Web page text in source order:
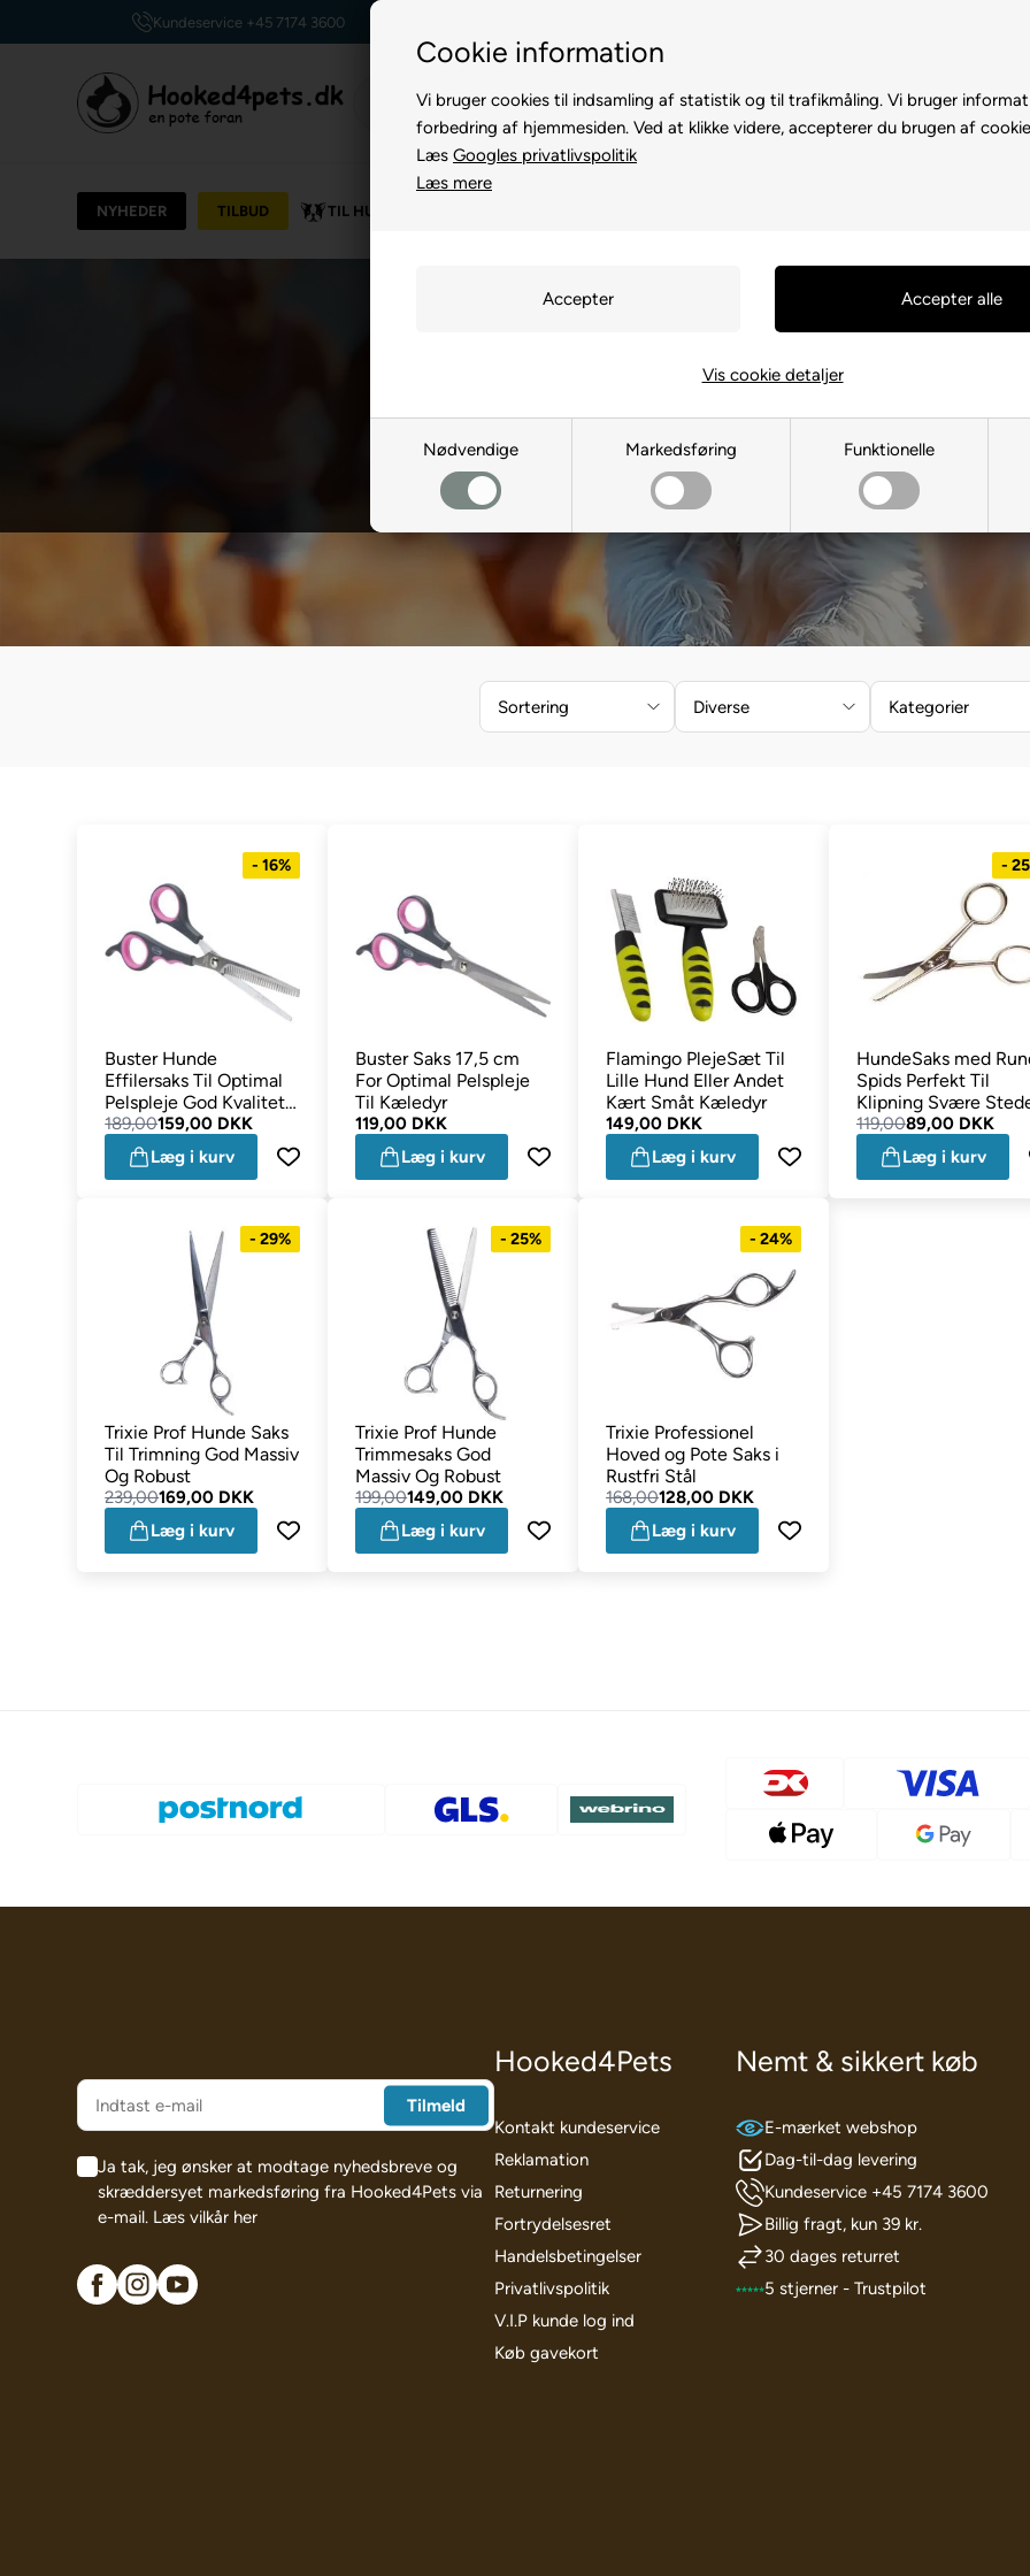
Cookie information
Vi bruger cookies til indsamling af statistik og til trafikmåling. Vi bruger
forbedring af hjemmesiden. Ved at klikke videre, accepterer du brugen af
Læs Googles privatlivspolitik
Læs mere
Nødvendige Markedsføring Funktionelle
Vis cookie detaljer
Kundeservice +45 7174 3600
NYHEDER TILBUD TIL HUND
Sakse
Du er her:TIL HUND Børste & Trimme/Sakse
Sortering Diverse Kategorier
- 16%
Buster Hunde
Effilersaks Til Optimal
Pelspleje God Kvalitet
17cm
189,00159,00 DKK
Læg i kurv
Buster Saks 17,5 cm
For Optimal Pelspleje
Til Kæledyr
119,00 DKK
Læg i kurv
Flamingo PlejeSæt Til
Lille Hund Eller Andet
Kært Småt Kæledyr
149,00 DKK
Læg i kurv
-
HundeSaks med
Spids Perfekt Til
Klipning Svære
119,0089,00 DKK
Læg i kurv
- 29%
Trixie Prof Hunde Saks
Til Trimning God Massiv
Og Robust
239,00169,00 DKK
Læg i kurv
- 25%
Trixie Prof Hunde
Trimmesaks God
Massiv Og Robust
199,00149,00 DKK
Læg i kurv
- 24%
Trixie Professionel
Hoved og Pote Saks i
Rustfri Stål
168,00128,00 DKK
Læg i kurv
Ja tak, jeg ønsker at modtage nyhedsbreve og
skræddersyet markedsføring fra Hooked4Pets via
e-mail. Læs vilkår her
Hooked4Pets
Kontakt kundeservice
Reklamation
Returnering
Fortrydelsesret
Handelsbetingelser
Privatlivspolitik
V.I.P kunde log ind
Køb gavekort
Nemt & sikkert køb
E-mærket webshop
Dag-til-dag levering
Kundeservice +45 7174 3600
Billig fragt, kun 39 kr.
30 dages returret
5 stjerner - Trustpilot